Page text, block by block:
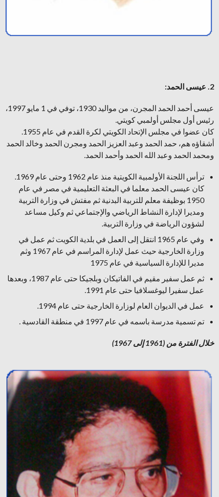
2. عيسى الحمد:
عيسى أحمد الحمد المجرن، من مواليد 1930، توفي في 1 مايو 1997،
رئيس أول مجلس أولمبي كويتي.
كان عضوا في مجلس الإتحاد الكويتي لكرة القدم في عام 1955.
أشقاؤه هم، حمد الحمد وعبد العزيز الحمد ومجرن الحمد وخالد الحمد
ومحمد الحمد وعبد الله الحمد وأحمد الحمد.
ترأس اللجنة الأولمبية الكويتية منذ عام 1962 وحتى عام 1969.
كان عيسى الحمد معلما في البعثة التعليمية في مصر في عام
1950 بوظيفة معلم للتربية البدنية ثم مفتش في وزارة التربية
ومديرا لإدارة النشاط الرياضي والإجتماعي ثم وكيل مساعد
لشؤون الرياضة في وزارة التربية.
وفي عام 1965 انتقل إلى العمل في بلدية الكويت ثم عمل في
وزارة الخارجية حيث عمل لإدارة المراسم في عام 1967 وثم
مديرا للإدارة السياسية في عام 1975
ثم عمل سفير مقيم في الفاتيكان وبلجيكا حتى عام 1987، وبعدها
عمل سفيرا ليوغسلافيا حتى عام 1991.
عمل في الديوان العام لوزارة الخارجية حتى عام 1994.
تم تسمية مدرسة باسمه في عام 1997 في منطقة القادسية .
خلال الفترة من (1961 إلى 1967)